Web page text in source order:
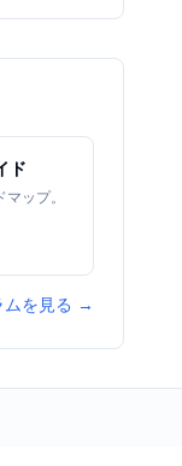
ド
ップ。
ムを見る →